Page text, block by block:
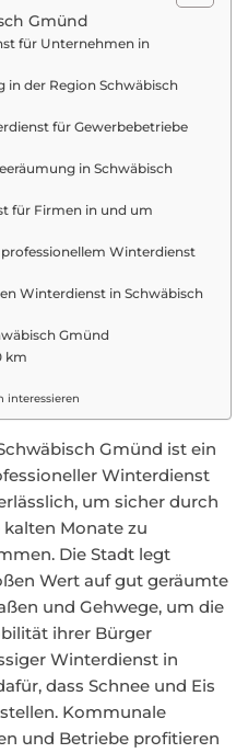
Gmünd
für Unternehmen in
in der Region Schwäbisch
für Gewerbebetriebe
in Schwäbisch
für Firmen in und um
Winterdienst
Winterdienst in Schwäbisch
Gmünd
km
interessieren
Gmünd ist ein
Winterdienst
um sicher durch
kalten Monate zu
Die Stadt legt
Wert auf gut geräumte
und Gehwege, um die
ihrer Bürger
Winterdienst in
dass Schnee und Eis
Kommunale
und Betriebe profitieren